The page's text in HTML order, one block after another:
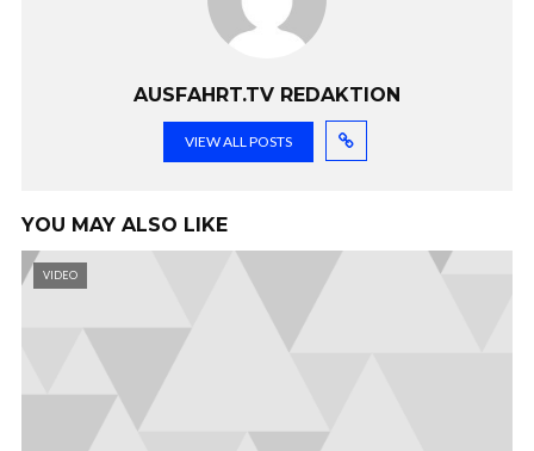
AUSFAHRT.TV REDAKTION
VIEW ALL POSTS
YOU MAY ALSO LIKE
VIDEO